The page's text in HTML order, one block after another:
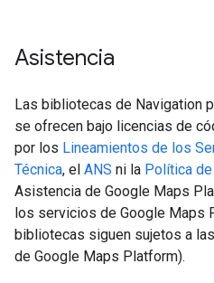
Asistencia
Las bibliotecas de Navigation
se ofrecen bajo licencias de
por los Lineamientos de los
Técnica, el ANS ni la Política
Asistencia de Google Maps
los servicios de Google Maps
bibliotecas siguen sujetos a
de Google Maps Platform).